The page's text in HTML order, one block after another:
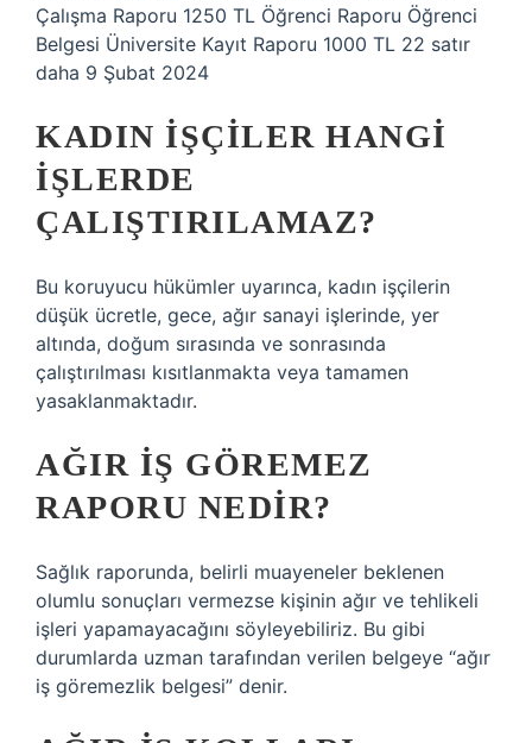
Çalışma Raporu 1250 TL Öğrenci Raporu Öğrenci
Belgesi Üniversite Kayıt Raporu 1000 TL 22 satır
daha 9 Şubat 2024
KADIN IŞÇILER HANGI
IŞLERDE
ÇALIŞTIRILAMAZ?
Bu koruyucu hükümler uyarınca, kadın işçilerin
düşük ücretle, gece, ağır sanayi işlerinde, yer
altında, doğum sırasında ve sonrasında
çalıştırılması kısıtlanmakta veya tamamen
yasaklanmaktadır.
AĞIR IŞ GÖREMEZ
RAPORU NEDIR?
Sağlık raporunda, belirli muayeneler beklenen
olumlu sonuçları vermezse kişinin ağır ve tehlikeli
işleri yapamayacağını söyleyebiliriz. Bu gibi
durumlarda uzman tarafından verilen belgeye “ağır
iş göremezlik belgesi” denir.